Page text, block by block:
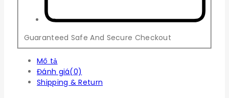
Guaranteed Safe And Secure Checkout
Mô tả
Đánh giá(0)
Shipping & Return